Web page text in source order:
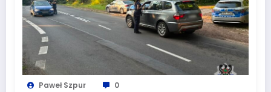
Paweł Szpur 0